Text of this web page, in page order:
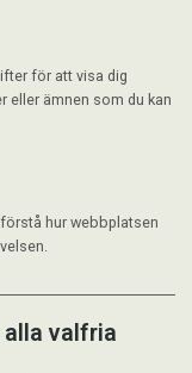
för att visa dig
eller ämnen som du kan
hur webbplatsen
valfria